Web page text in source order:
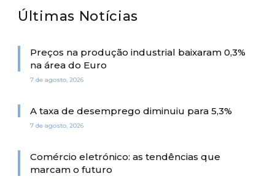
Últimas Notícias
Preços na produção industrial baixaram 0,3%
na área do Euro
7 de agosto, 2026
A taxa de desemprego diminuiu para 5,3%
7 de agosto, 2026
Comércio eletrónico: as tendências que
marcam o futuro